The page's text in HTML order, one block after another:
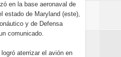
en la base aeronaval de
estado de Maryland (este),
y de Defensa
comunicado.
aterrizar el avión en